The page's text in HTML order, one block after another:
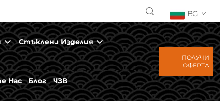
BG
Стъклени Изделия
Нас Блог ЧЗВ
ПОЛУЧИ
ОФЕРТА